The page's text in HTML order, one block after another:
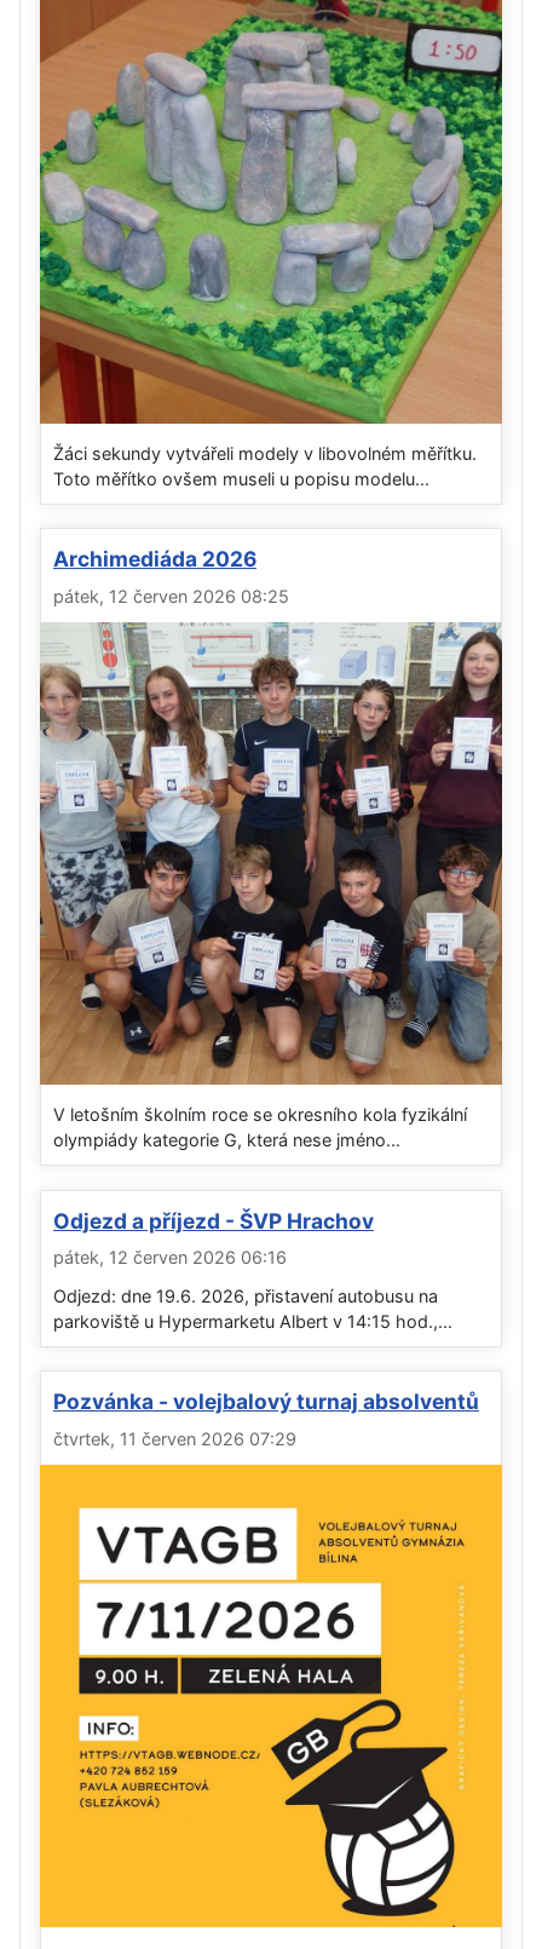
Žáci sekundy vytvářeli modely v libovolném měřítku.
Toto měřítko ovšem museli u popisu modelu...
Archimediáda 2026
pátek, 12 červen 2026 08:25
V letošním školním roce se okresního kola fyzikální
olympiády kategorie G, která nese jméno...
Odjezd a příjezd - ŠVP Hrachov
pátek, 12 červen 2026 06:16
Odjezd: dne 19.6. 2026, přistavení autobusu na
parkoviště u Hypermarketu Albert v 14:15 hod.,...
Pozvánka - volejbalový turnaj absolventů
čtvrtek, 11 červen 2026 07:29